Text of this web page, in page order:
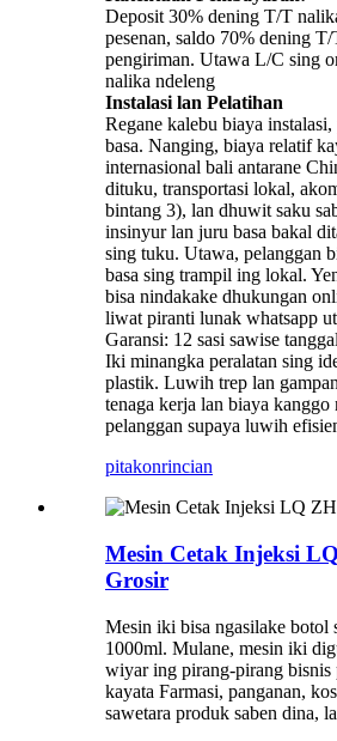
Deposit 30% dening T/T
pesenan, saldo 70% dening
pengiriman. Utawa L/C sing
nalika ndeleng
Instalasi lan Pelatihan
Regane kalebu biaya
basa. Nanging, biaya relatif
internasional bali antarane
dituku, transportasi lokal,
bintang 3), lan dhuwit saku
insinyur lan juru basa bakal
sing tuku. Utawa, pelanggan
basa sing trampil ing lokal.
bisa nindakake dhukungan
liwat piranti lunak whatsapp
Garansi: 12 sasi sawise
Iki minangka peralatan sing
plastik. Luwih trep lan
tenaga kerja lan biaya kanggo
pelanggan supaya luwih
pitakonrincian
Mesin Cetak Injeksi
Grosir
Mesin iki bisa ngasilake botol
1000ml. Mulane, mesin iki
wiyar ing pirang-pirang bisnis
kayata Farmasi, panganan,
sawetara produk saben dina,